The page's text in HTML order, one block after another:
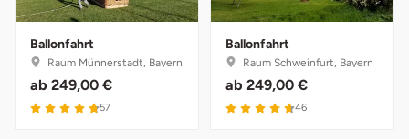
Ballonfahrt
Raum Münnerstadt, Bayern
ab 249,00 €
57
Ballonfahrt
Raum Schweinfurt, Bayern
ab 249,00 €
46